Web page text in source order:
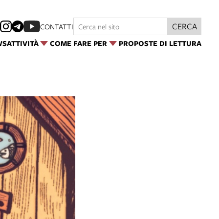
ATTIVITÀ COME FARE PER PROPOSTE DI LETTURA
CONTATTI CERCA